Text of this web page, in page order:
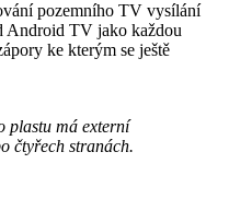
pozemního TV vysílání
Android TV jako každou
ke kterým se ještě
plastu má externí
čtyřech stranách.